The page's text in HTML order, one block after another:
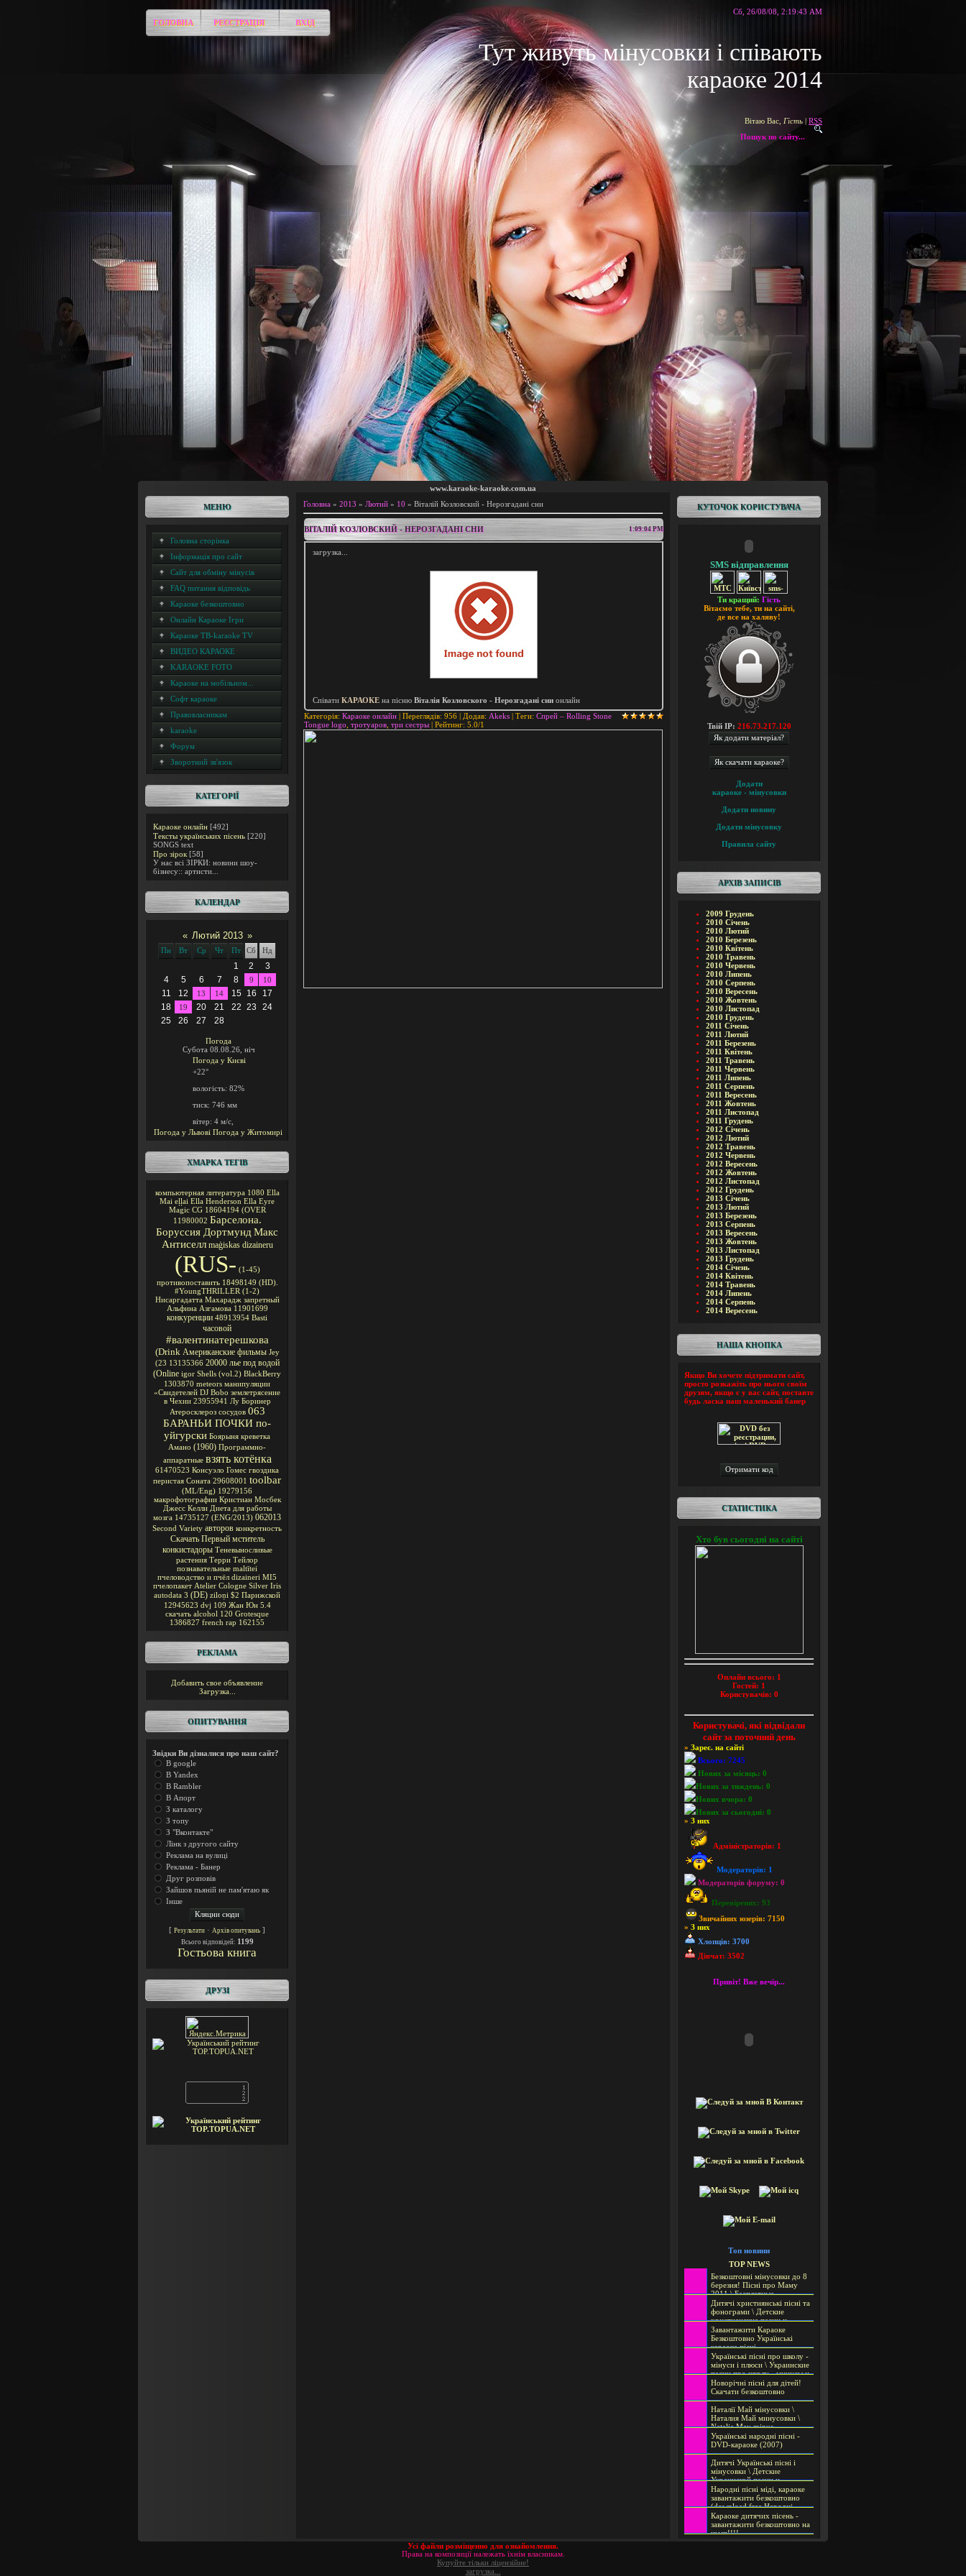
ГОЛОВНА РЕЄСТРАЦІЯ ВХІД
Сб, 26/08/08, 2:19:43 AM
Тут живуть мінусовки і співають
караоке 2014
Вітаю Вас Гість | RSS
www.karaoke-karaoke.com.ua
МЕНЮ
Головна сторінка
Інформація про сайт
Сайт для обміну мінусів
FAQ питання відповідь
Караоке безкоштовно
Онлайн Караоке Ігри
Караоке ТВ-karaoke TV
ВИДЕО КАРАОКЕ
KARAOKE FOTO
Караоке на мобільном...
Софт караоке
Правовласникам
karaoke
Форум
Зворотний зв'язок
КАТЕГОРІЇ
Караоке онлайн [492]
Тексты українських пісень [220]
SONGS text
Про зірок [58]
У нас всі ЗІРКИ: новини шоу-
бізнесу:: артисти...
КАЛЕНДАР
« Лютий 2013 »
Пн Вт Ср Чт Пт Сб Нд
1 2
3
4
5 6 7 8 9 10
11 12 13 14 15 16
17
18
19 20 21 22 23
24
25
26 27 28
Погода
Субота 08.08.26, ніч
Погода у Києві
+22°
вологість: 82%
тиск: 746 мм
вітер: 4 м/с,
Погода у Львові Погода у Житомирі
ХМАРКА ТЕГІВ
компьютерная литература 1080 Ella
Mai eļļai Ella Henderson Ella Eyre
Magic CG 18604194 (OVER
11980002 Барселона.
Боруссия Дортмунд Макс
Антиселл maģiskas dizaineru
(RUS- (1-45)
противопоставить 18498149 (HD).
#YoungTHRILLER (1-2)
Нисаргадатта Махарадж запретный
Альфина Азгамова 11901699
конкуренции 48913954 Basti
часовой
#валентинатерешкова
(Drink Американские фильмы Jey
(23 13135366 20000 лье под водой
(Online igor Shells (vol.2) BlackBerry
1303870 meteors манипуляции
«Свидетелей DJ Bobo землетрясение
в Чехии 23955941 Лу Боринер
Атеросклероз сосудов 063
БАРАНЬИ ПОЧКИ по-
уйгурски Боярыня креветка
Амано (1960) Программно-
аппаратные взять котёнка
61470523 Консуэло Гомес гвоздика
перистая Соната 29608001 toolbar
(ML/Eng) 19279156
макрофотографии Кристиан Мосбек
Джесс Келли Диета для работы
мозга 14735127 (ENG/2013) 062013
Second Variety авторов конкретность
Скачать Первый мститель
конкистадоры Теневыносливые
растения Терри Тейлор
познавательные maltītei
пчеловодство и пчёл dizaineri MI5
пчелопакет Atelier Cologne Silver Iris
autodata 3 (DE) ziloņi $2 Парижской
12945623 dvj 109 Жан Юн 5.4
скачать alcohol 120 Grotesque
1386827 french rap 162155
РЕКЛАМА
Добавить свое объявление
Загрузка...
ОПИТУВАННЯ
Звідки Ви дізналися про наш сайт?
В google
В Yandex
В Rambler
В Апорт
З каталогу
З топу
З "Вконтакте"
Лінк з другого сайту
Реклама на вулиці
Реклама - Банер
Друг розповів
Зайшов пьяній не пам'ятаю як
Інше
[ Результати · Архів опитувань ]
Всього відповідей: 1199
Гостьова книга
ДРУЗІ
Головна » 2013 » Лютий » 10 » Віталій Козловский - Нерозгаданi сни
1:09:04 PM
ВІТАЛІЙ КОЗЛОВСКИЙ - НЕРОЗГАДАНI СНИ
загрузка...
Співати КАРАОКЕ на пісню Віталія Козловского - Нерозгаданi сни онлайн
Категорія: Караоке онлайн | Переглядів: 956 | Додав: Akeks | Теги: Спрей – Rolling Stone
Tongue logo тротуаров три сестры | Рейтинг: 5.0/1
КУТОЧОК КОРИСТУВАЧА
SMS відправлення
Ти кращий: Гість
Вітаємо тебе, ти на сайті,
де все на халяву!
Твій IP: 216.73.217.120
Додати
караоке - мінусовки
Додати новину
Додати мінусовку
Правила сайту
АРХІВ ЗАПИСІВ
2009 Грудень
2010 Січень
2010 Лютий
2010 Березень
2010 Квітень
2010 Травень
2010 Червень
2010 Липень
2010 Серпень
2010 Вересень
2010 Жовтень
2010 Листопад
2010 Грудень
2011 Січень
2011 Лютий
2011 Березень
2011 Квітень
2011 Травень
2011 Червень
2011 Липень
2011 Серпень
2011 Вересень
2011 Жовтень
2011 Листопад
2011 Грудень
2012 Січень
2012 Лютий
2012 Травень
2012 Червень
2012 Вересень
2012 Жовтень
2012 Листопад
2012 Грудень
2013 Січень
2013 Лютий
2013 Березень
2013 Серпень
2013 Вересень
2013 Жовтень
2013 Листопад
2013 Грудень
2014 Січень
2014 Квітень
2014 Травень
2014 Липень
2014 Серпень
2014 Вересень
НАША КНОПКА
Якщо Ви хочете підтримати сайт,
просто розкажіть про нього своїм
друзям, якщо є у вас сайт, поставте
будь ласка наш маленький банер
СТАТИСТИКА
Хто був сьогодні на сайті
Онлайн всього: 1
Гостей: 1
Користувачів: 0
Користувачі, які відвідали
сайт за поточний день
» Зареє. на сайті
Всього: 7245
Нових за місяць: 0
Нових за тиждень: 0
Нових вчора: 0
Нових за сьогодні: 0
» З них
Адміністраторів: 1
Модераторів: 1
Модераторів форуму: 0
Перевірених: 93
Звичайних юзерів: 7150
» З них
Хлопців: 3700
Дівчат: 3502
Привіт! Вже вечір...
Топ новини
TOP NEWS
Безкоштовні мінусовки до 8
березня! Пісні про Маму
2011 \ Бесплатные
минусовки к 8 марта! Песни
о Маме 2011 \ Free audio
file for March 8!
Дитячі християнські пісні та
фонограми \ Детские
христианские песни и
фонограммы \ Children's
Christian songs and
soundtracks
Завантажити Караоке
Безкоштовно Українські
караоке пісні
БЕЗКОШТОВНО
Українські пісні про школу -
мінуси і плюси \ Украинские
песни про школу - минусы и
плюсы \ Ukrainian songs
about school - org and
minusa
Новорічні пісні для дітей!
Скачати безкоштовно
Наталії Май мінусовки \
Наталия Май минусовки \
Natalie May minus
Українські народні пісні -
DVD-караоке (2007)
Дитячі Українські пісні і
мінусовки \ Детские
Украинской песни и
минусовки \ Nursery songs
and Ukrainian mynusovky
Народні пісні міді, караоке
завантажити безкоштовно
(download free Народні
пісні midi, karaoke)
Караоке дитячих пісень -
завантажити безкоштовно на
комп!!!!
Усі файли розміщенно для ознайомлення.
Права на композиції належать їхнім власникам.
Купуйте тільки ліцензійне!
загрузка...